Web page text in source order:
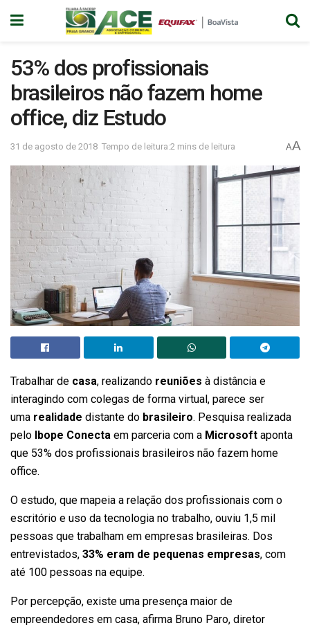
53% dos profissionais
brasileiros não fazem home
office, diz Estudo
31 de agosto de 2018 Tempo de leitura:2 mins de leitura AA
Trabalhar de casa, realizando reuniões à distância e
interagindo com colegas de forma virtual, parece ser
uma realidade distante do brasileiro. Pesquisa realizada
pelo Ibope Conecta em parceria com a Microsoft aponta
que 53% dos profissionais brasileiros não fazem home
office.
O estudo, que mapeia a relação dos profissionais com o
escritório e uso da tecnologia no trabalho, ouviu 1,5 mil
pessoas que trabalham em empresas brasileiras. Dos
entrevistados, 33% eram de pequenas empresas, com
até 100 pessoas na equipe.
Por percepção, existe uma presença maior de
empreendedores em casa, afirma Bruno Paro, diretor